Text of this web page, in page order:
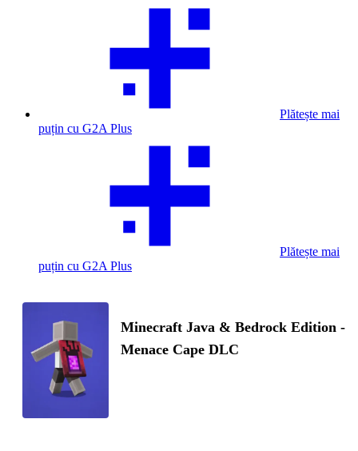
Plătește mai
puțin cu G2A Plus
Plătește mai
puțin cu G2A Plus
Minecraft Java & Bedrock Edition -
Menace Cape DLC